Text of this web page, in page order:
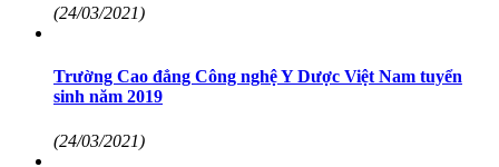
(24/03/2021)
Trường Cao đẳng Công nghệ Y Dược Việt Nam tuyển
sinh năm 2019
(24/03/2021)